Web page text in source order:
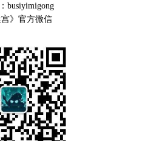
busiyimigong
》官方微信